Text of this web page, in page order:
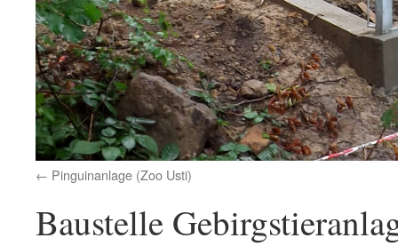
Pinguinanlage (Zoo Usti)
Baustelle